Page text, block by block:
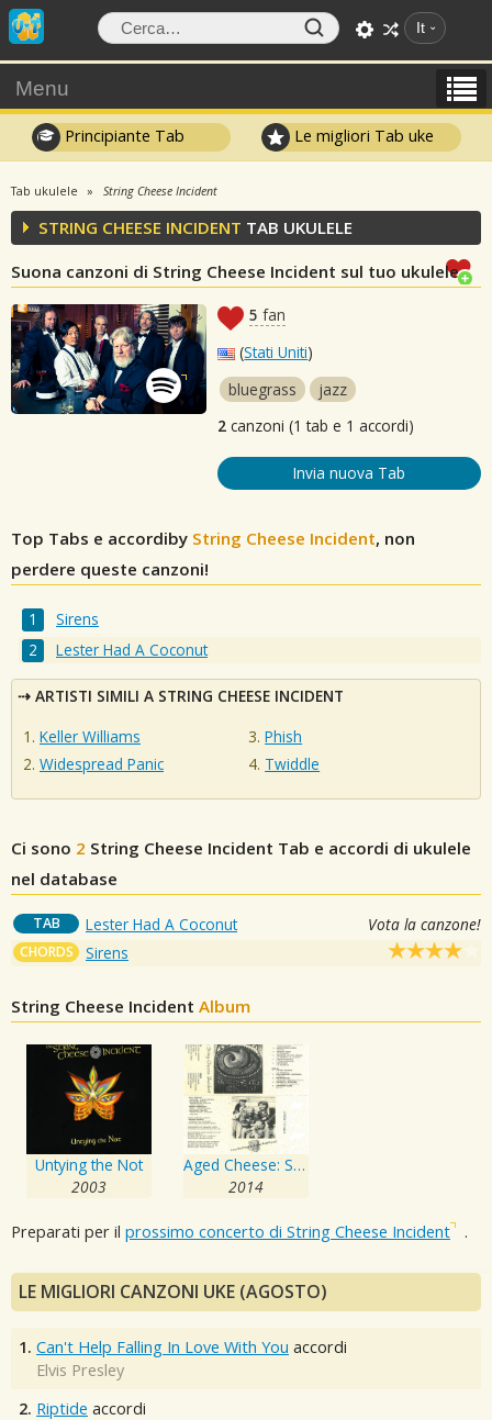
It
Menu
Principiante Tab Le migliori Tab uke
Tab ukulele String Cheese Incident
STRING CHEESE INCIDENT TAB UKULELE
Suona canzoni di String Cheese Incident sul tuo ukulele
5 fan
(Stati Uniti)
bluegrass
jazz
2 canzoni (1 tab e 1 accordi)
Invia nuova Tab
Top Tabs e accordiby String Cheese Incident, non
perdere queste canzoni!
Sirens
Lester Had A Coconut
ARTISTI SIMILI A STRING CHEESE INCIDENT
Keller Williams
Widespread Panic
Phish
Twiddle
Ci sono 2 String Cheese Incident Tab e accordi di ukulele
nel database
TAB Lester Had A Coconut Vota la canzone!
CHORDS Sirens
String Cheese Incident Album
Untying the Not
2003
Aged Cheese: SCI's First Cassette Tape
2014
Preparati per il prossimo concerto di String Cheese Incident .
LE MIGLIORI CANZONI UKE (AGOSTO)
1. Can't Help Falling In Love With You accordi
Elvis Presley
2. Riptide accordi